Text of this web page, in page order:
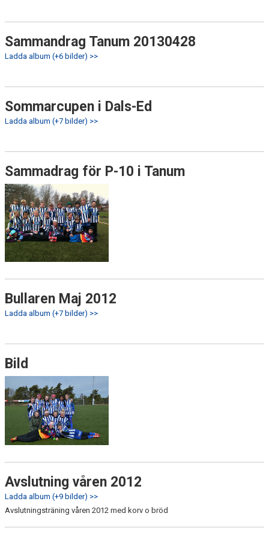
Sammandrag Tanum 20130428
Ladda album (+6 bilder) >>
Sommarcupen i Dals-Ed
Ladda album (+7 bilder) >>
Sammadrag för P-10 i Tanum
Bullaren Maj 2012
Ladda album (+7 bilder) >>
Bild
Avslutning våren 2012
Ladda album (+9 bilder) >>
Avslutningsträning våren 2012 med korv o bröd